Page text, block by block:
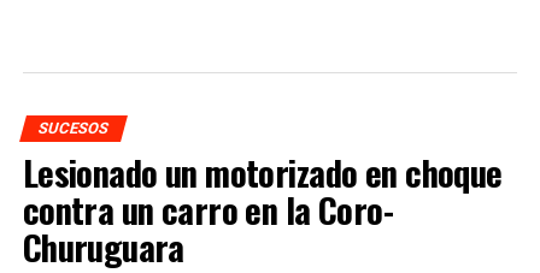
SUCESOS
Lesionado un motorizado en choque
contra un carro en la Coro-
Churuguara